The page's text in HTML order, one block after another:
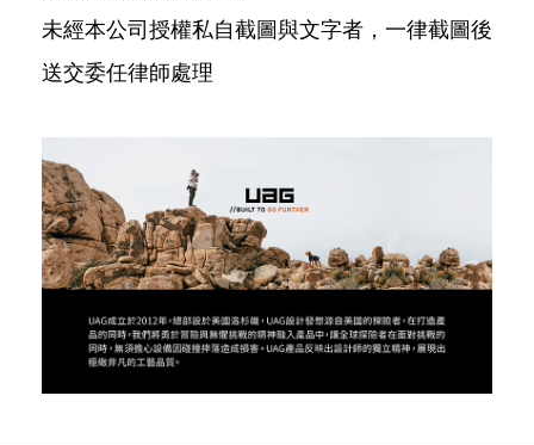
未經本公司授權私自截圖與文字者，一律截圖後
送交委任律師處理